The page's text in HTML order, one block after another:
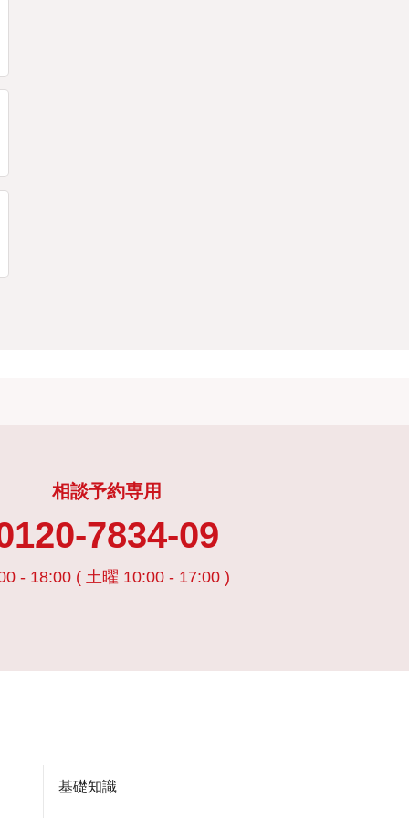
相談予約専用
7834-09
- 18:00 ( 土曜 10:00 - 17:00 )
基礎知識